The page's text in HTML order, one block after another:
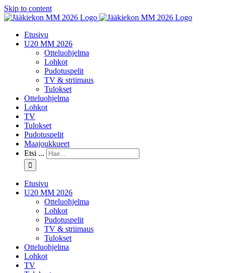
Skip to content
Etusivu
U20 MM 2026
Otteluohjelma
Lohkot
Pudotuspelit
TV & striimaus
Tulokset
Otteluohjelma
Lohkot
TV
Tulokset
Pudotuspelit
Maajoukkueet
Etsi ...
Etusivu
U20 MM 2026
Otteluohjelma
Lohkot
Pudotuspelit
TV & striimaus
Tulokset
Otteluohjelma
Lohkot
TV